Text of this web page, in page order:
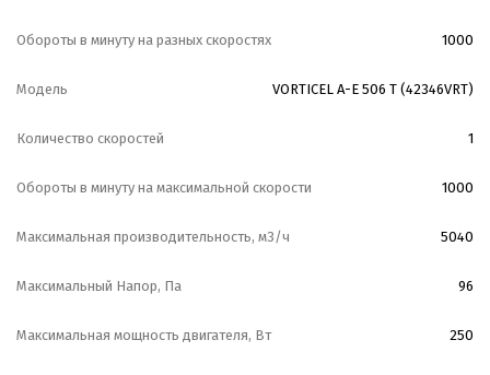
Обороты в минуту на разных скоростях 1000
Модель VORTICEL A-E 506 T (42346VRT)
Количество скоростей 1
Обороты в минуту на максимальной скорости 1000
Максимальная производительность, м3/ч 5040
Максимальный Напор, Па 96
Максимальная мощность двигателя, Вт 250